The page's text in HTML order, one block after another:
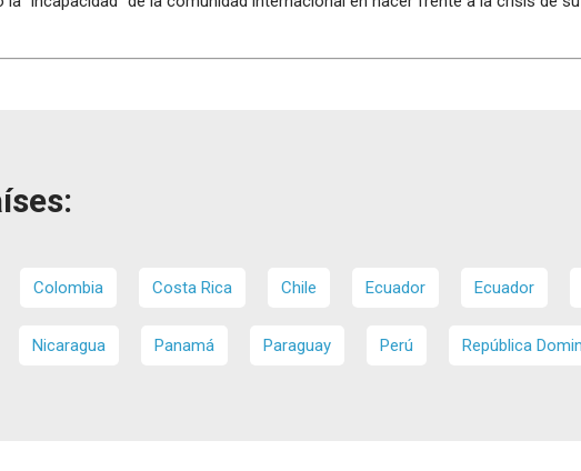
Colombia Costa Rica Chile Ecuador Ecuador
Nicaragua Panamá Paraguay Perú República